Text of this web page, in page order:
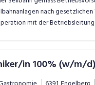
nach
mit der
in 100% (w/m/d)